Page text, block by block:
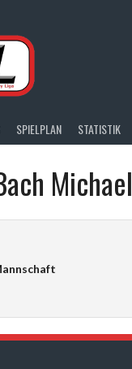
SPIELPLAN STATISTIK
Michael